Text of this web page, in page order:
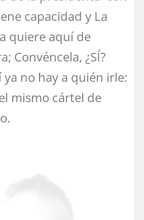
capacidad y La
quiere aquí de
Convéncela, ¿SÍ?
no hay a quién irle:
mismo cártel de